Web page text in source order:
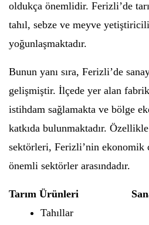
oldukça önemlidir. Ferizli’de
tahıl, sebze ve meyve
yoğunlaşmaktadır.
Bunun yanı sıra, Ferizli’de
gelişmiştir. İlçede yer alan
istihdam sağlamakta ve bölge
katkıda bulunmaktadır.
sektörleri, Ferizli’nin ekonomik
önemli sektörler arasındadır.
Tarım Ürünleri
Tahıllar